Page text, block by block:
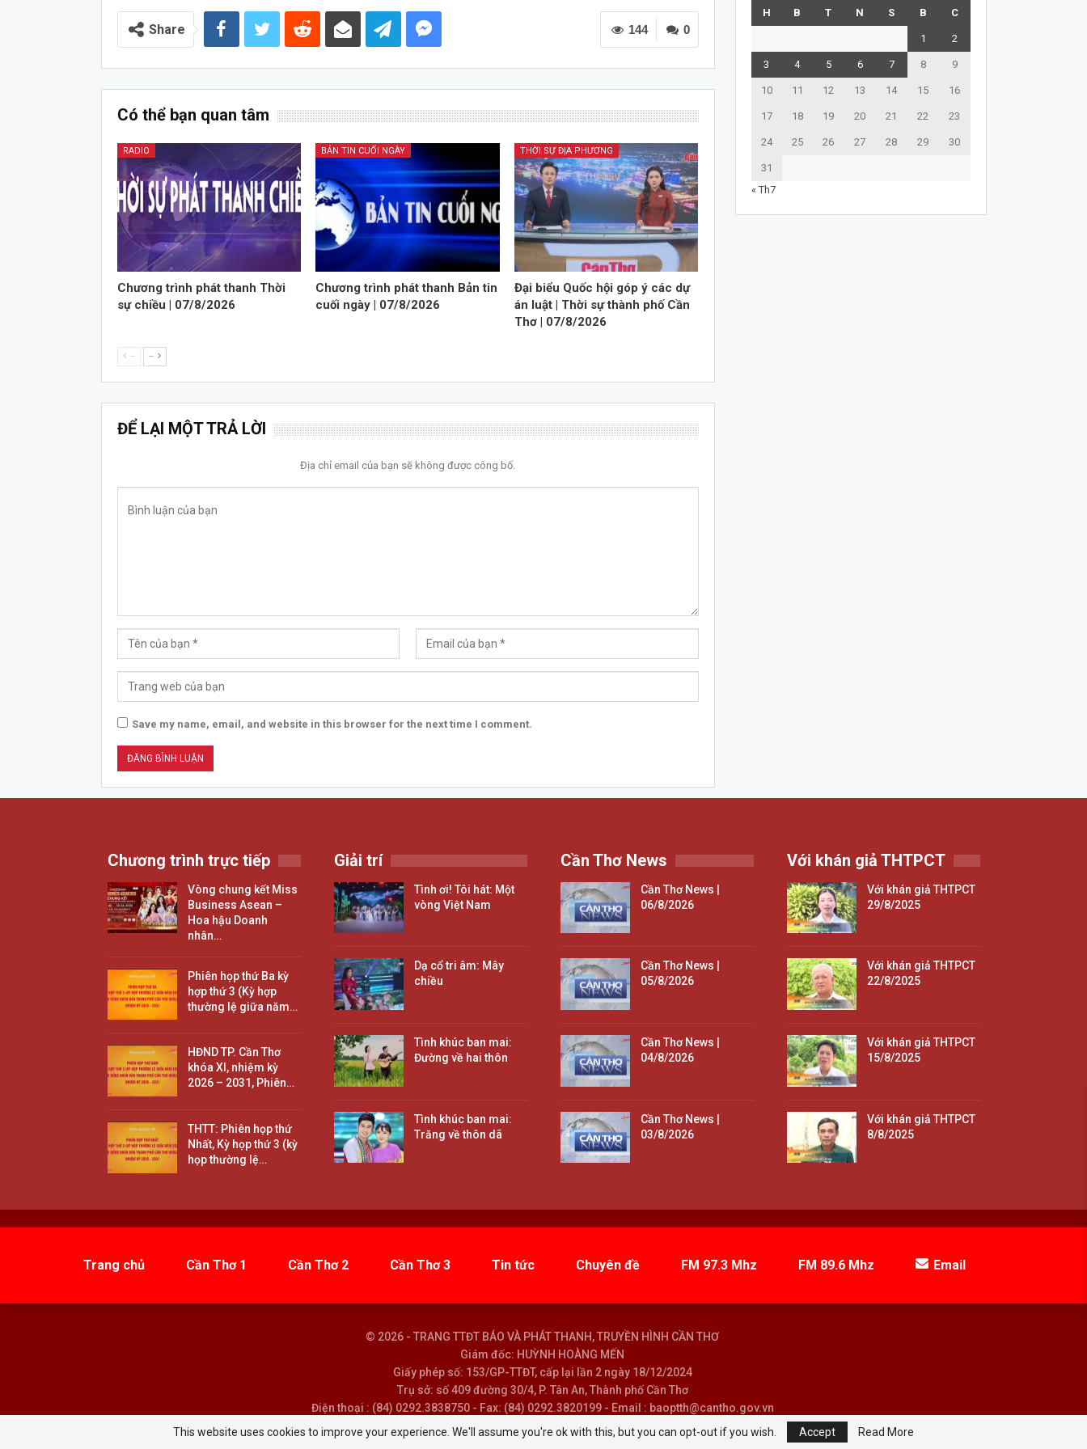
Audio
các
phím
mũi
tên
Lên/Xuống
để
tăng
hoặc
giảm
âm
lượng.
0
144
Share
Có thể bạn quan tâm
RADIO
Chương trình phát thanh Thời
sự chiều | 07/8/2026
BẢN TIN CUỐI NGÀY
Chương trình phát thanh Bản tin
cuối ngày | 07/8/2026
THỜI SỰ ĐỊA PHƯƠNG
Đại biểu Quốc hội góp ý các dự
án luật | Thời sự thành phố Cần
Thơ | 07/8/2026
-- --
ĐỂ LẠI MỘT TRẢ LỜI
Địa chỉ email của bạn sẽ không được công bố.
Save my name, email, and website in this browser for the next time I comment.
H B T N S B C
1 2
3 4 5 6 7 8 9
10 11 12 13 14 15 16
17 18 19 20 21 22 23
24 25 26 27 28 29 30
31
« Th7
Chương trình trực tiếp
Vòng chung kết Miss
Business Asean –
Hoa hậu Doanh
nhân…
Phiên họp thứ Ba kỳ
hợp thứ 3 (Kỳ hợp
thường lệ giữa năm…
HĐND TP. Cần Thơ
khóa XI, nhiệm kỳ
2026 – 2031, Phiên…
THTT: Phiên họp thứ
Nhất, Kỳ họp thứ 3 (kỳ
họp thường lệ…
Giải trí
Tình ơi! Tôi hát: Một
vòng Việt Nam
Dạ cổ tri âm: Mây
chiều
Tình khúc ban mai:
Đường về hai thôn
Tình khúc ban mai:
Trăng về thôn dã
Cần Thơ News
Cần Thơ News |
06/8/2026
Cần Thơ News |
05/8/2026
Cần Thơ News |
04/8/2026
Cần Thơ News |
03/8/2026
Với khán giả THTPCT
Với khán giả THTPCT
29/8/2025
Với khán giả THTPCT
22/8/2025
Với khán giả THTPCT
15/8/2025
Với khán giả THTPCT
8/8/2025
Trang chủ Cần Thơ 1 Cần Thơ 2 Cần Thơ 3 Tin tức Chuyên đề FM 97.3 Mhz FM 89.6 Mhz Email
© 2026 - TRANG TTĐT BÁO VÀ PHÁT THANH, TRUYỀN HÌNH CẦN THƠ
Giám đốc: HUỲNH HOÀNG MẾN
Giấy phép số: 153/GP-TTĐT, cấp lại lần 2 ngày 18/12/2024
Trụ sở: số 409 đường 30/4, P. Tân An, Thành phố Cần Thơ
Điện thoại : (84) 0292.3838750 - Fax: (84) 0292.3820199 - Email : baoptth@cantho.gov.vn
This website uses cookies to improve your experience. We'll assume you're ok with this, but you can opt-out if you wish.
Accept Read More